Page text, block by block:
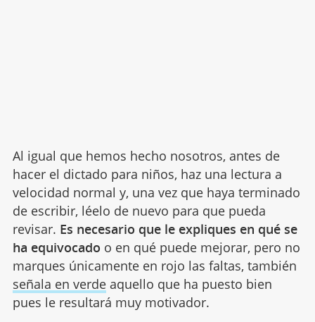
Al igual que hemos hecho nosotros, antes de
hacer el dictado para niños, haz una lectura a
velocidad normal y, una vez que haya terminado
de escribir, léelo de nuevo para que pueda
revisar. Es necesario que le expliques en qué se
ha equivocado o en qué puede mejorar, pero no
marques únicamente en rojo las faltas, también
señala en verdeaquello que ha puesto bien
pues le resultará muy motivador.